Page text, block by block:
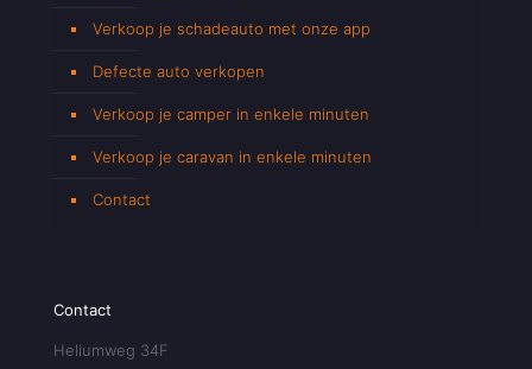
Verkoop je schadeauto met onze app
Defecte auto verkopen
Verkoop je camper in enkele minuten
Verkoop je caravan in enkele minuten
Contact
Contact
Heliumweg 34F